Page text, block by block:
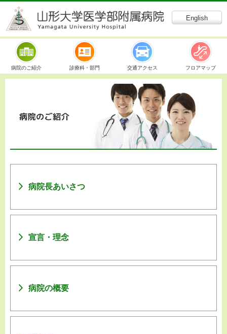
English
病院のご紹介 診療科・部門 交通アクセス フロアマップ
病院長あいさつ
宣言・理念
病院の概要